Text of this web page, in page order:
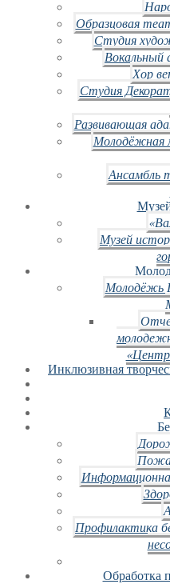
Образцовая
Студия
Вокальный
Хор
Студия
Развивающая
Молодёжная
Ансамбль
Музей
Молодёжь
«Центр
Инклюзивная
Профилактика
Обработка